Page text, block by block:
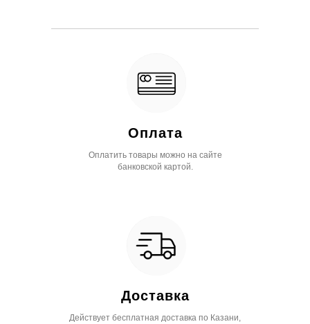
Оплатить товары можно на сайте
банковской картой.
Оплата
Действует бесплатная доставка по Казани,
Доставка